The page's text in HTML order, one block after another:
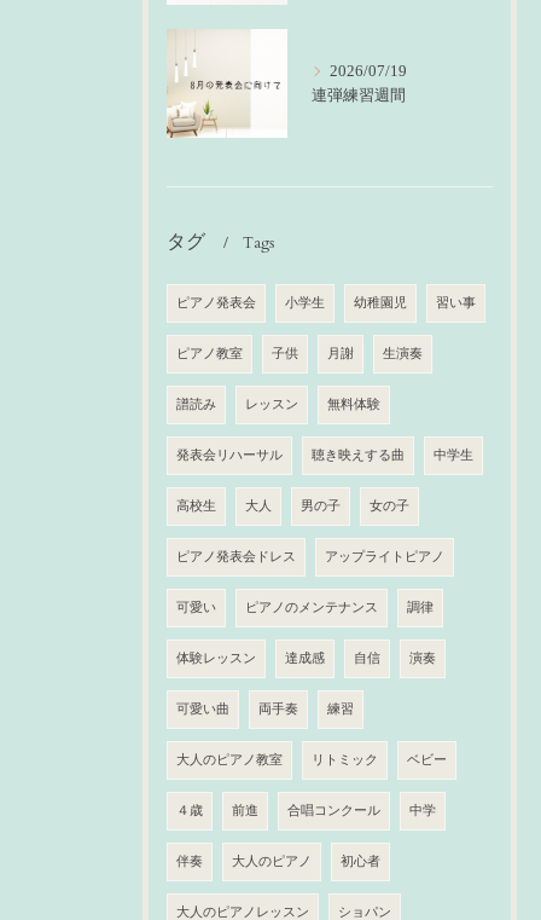
2026/07/19
連弾練習週間
タグ Tags
ピアノ発表会 小学生 幼稚園児 習い事
ピアノ教室 子供 月謝 生演奏
譜読み レッスン 無料体験
発表会リハーサル 聴き映えする曲 中学生
高校生 大人 男の子 女の子
ピアノ発表会ドレス アップライトピアノ
可愛い ピアノのメンテナンス 調律
体験レッスン 達成感 自信 演奏
可愛い曲 両手奏 練習
大人のピアノ教室 リトミック ベビー
４歳 前進 合唱コンクール 中学
伴奏 大人のピアノ 初心者
大人のピアノレッスン ショパン